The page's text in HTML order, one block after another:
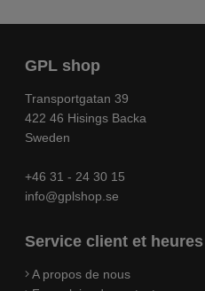
GPL shop
Transportgatan 39
422 46 Hisings Backa
Sweden
+46 31 - 24 30 15
info@gplshop.se
Service client et
A propos de nous